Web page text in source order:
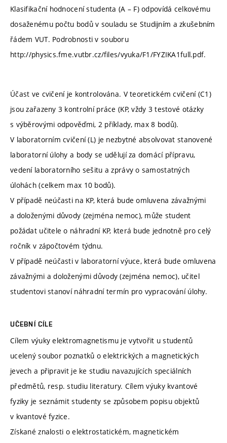
Klasifikační hodnocení studenta (A – F) odpovídá celkovému
dosaženému počtu bodů v souladu se Studijním a zkušebním
řádem VUT. Podrobnosti v souboru
http://physics.fme.vutbr.cz/files/vyuka/F1/FYZIKA1full.pdf.
Účast ve cvičení je kontrolována. V teoretickém cvičení (C1)
jsou zařazeny 3 kontrolní práce (KP, vždy 3 testové otázky
s výběrovými odpověďmi, 2 příklady, max 8 bodů).
V laboratorním cvičení (L) je nezbytné absolvovat stanovené
laboratorní úlohy a body se udělují za domácí přípravu,
vedení laboratorního sešitu a zprávy o samostatných
úlohách (celkem max 10 bodů).
V případě neúčasti na KP, která bude omluvena závažnými
a doloženými důvody (zejména nemoc), může student
požádat učitele o náhradní KP, která bude jednotně pro celý
ročník v zápočtovém týdnu.
V případě neúčasti v laboratorní výuce, která bude omluvena
závažnými a doloženými důvody (zejména nemoc), učitel
studentovi stanoví náhradní termín pro vypracování úlohy.
UČEBNÍ CÍLE
Cílem výuky elektromagnetismu je vytvořit u studentů
ucelený soubor poznatků o elektrických a magnetických
jevech a připravit je ke studiu navazujících speciálních
předmětů, resp. studiu literatury. Cílem výuky kvantové
fyziky je seznámit studenty se způsobem popisu objektů
v kvantové fyzice.
Získané znalosti o elektrostatickém, magnetickém